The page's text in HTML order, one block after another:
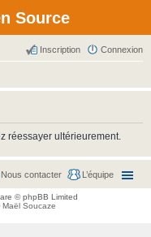
Source
Connexion
Inscription
réessayer ultérieurement.
L’équipe
Nous contacter
© phpBB Limited
Maël Soucaze